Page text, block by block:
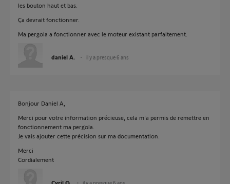
les bouton haut et bas.
Ça devrait fonctionner.
Ma pergola a fonctionner avec le moteur existant parfaitement.
daniel A. il y a presque 6 ans
Bonjour Daniel A,
Merci pour votre information précieuse, cela m'a permis de remettre en
fonctionnement ma pergola.
Je vais ajouter cette précision sur ma documentation.
Merci
Cordialement
Cyril G.